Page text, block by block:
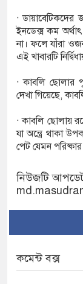
·
ইনডেক্স কম
না। ফলে যাঁরা
এই খাবারটি
· কাবলি ছোলার
দেখা গিয়েছে,
· কাবলি ছোলায়
যা অন্ত্রে থাকা
পেট যেমন
নিউজটি
কমেন্ট বক্স